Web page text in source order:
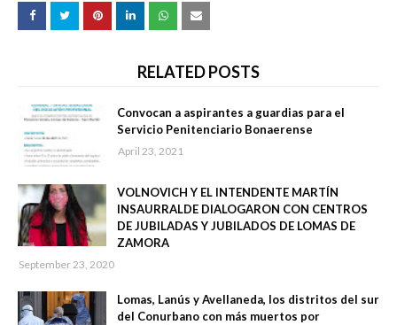
RELATED POSTS
Convocan a aspirantes a guardias para el
Servicio Penitenciario Bonaerense
April 23, 2021
VOLNOVICH Y EL INTENDENTE MARTÍN
INSAURRALDE DIALOGARON CON CENTROS
DE JUBILADAS Y JUBILADOS DE LOMAS DE
ZAMORA
September 23, 2020
Lomas, Lanús y Avellaneda, los distritos del sur
del Conurbano con más muertos por